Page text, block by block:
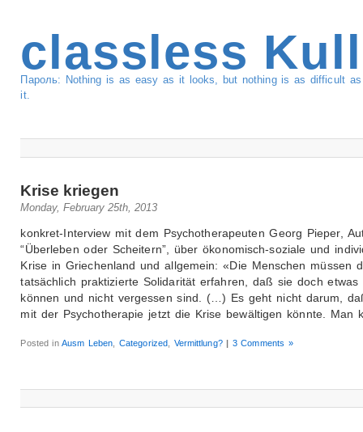
classless
Пароль: Nothing is as easy as it looks, but nothing is as difficult
it.
Krise kriegen
Monday, February 25th, 2013
konkret-Interview mit dem Psychotherapeuten Georg Pieper,
“Überleben oder Scheitern”, über ökonomisch-soziale und
Krise in Griechenland und allgemein: «Die Menschen müssen
tatsächlich praktizierte Solidarität erfahren, daß sie doch etwas
können und nicht vergessen sind. (…) Es geht nicht darum,
mit der Psychotherapie jetzt die Krise bewältigen könnte. Man
Posted inAusm Leben Categorized Vermittlung? | 3 Comments »